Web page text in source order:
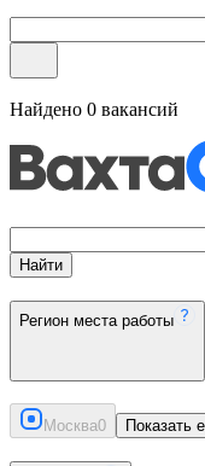
Найдено 0 вакансий
Найти
Регион места работы
Москва0 Показать